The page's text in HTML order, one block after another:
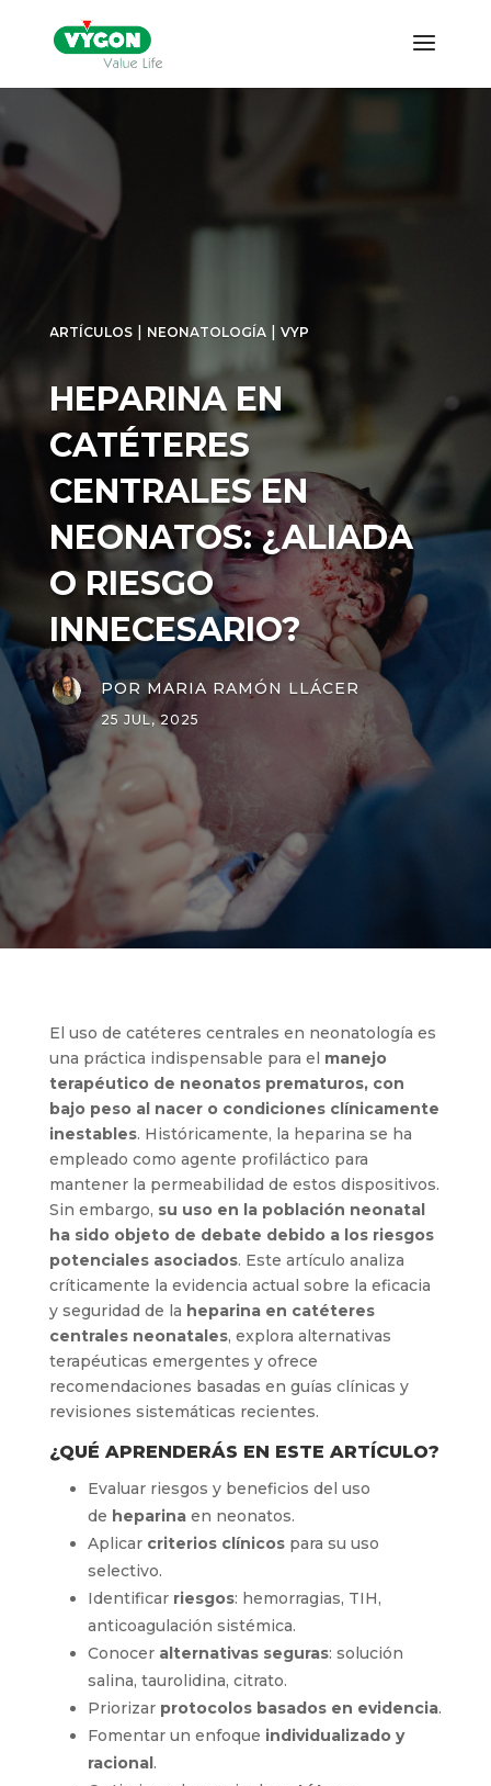
ARTÍCULOS| NEONATOLOGÍA| VYP
HEPARINA EN
CATÉTERES
CENTRALES EN
NEONATOS: ¿ALIADA
O RIESGO
INNECESARIO?
POR MARIA RAMÓN LLÁCER
25 JUL, 2025
El uso de catéteres centrales en neonatología es
una práctica indispensable para el manejo
terapéutico de neonatos prematuros, con
bajo peso al nacer o condiciones clínicamente
inestables. Históricamente, la heparina se ha
empleado como agente profiláctico para
mantener la permeabilidad de estos dispositivos.
Sin embargo, su uso en la población neonatal
ha sido objeto de debate debido a los riesgos
potenciales asociados. Este artículo analiza
críticamente la evidencia actual sobre la eficacia
y seguridad de la heparina en catéteres
centrales neonatales, explora alternativas
terapéuticas emergentes y ofrece
recomendaciones basadas en guías clínicas y
revisiones sistemáticas recientes.
¿QUÉ APRENDERÁS EN ESTE ARTÍCULO?
Evaluar riesgos y beneficios del uso
de heparinaen neonatos.
Aplicar criterios clínicospara su uso
selectivo.
Identificar riesgos: hemorragias, TIH,
anticoagulación sistémica.
Conocer alternativas seguras: solución
salina, taurolidina, citrato.
Priorizar protocolos basados en evidencia.
Fomentar un enfoque individualizado y
racional.